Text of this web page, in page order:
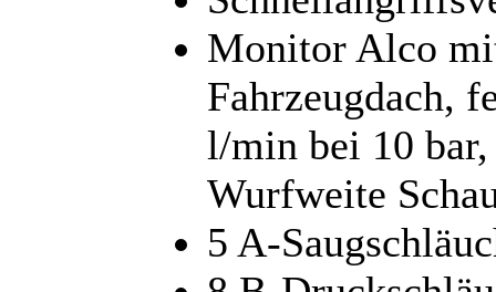
Monitor Alco
Fahrzeugdach,
l/min bei 10
Wurfweite
5 A-